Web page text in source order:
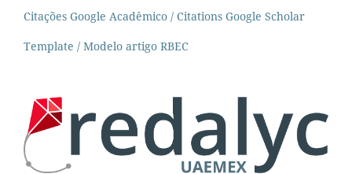
Citações Google Acadêmico / Citations Google Scholar
Template / Modelo artigo RBEC